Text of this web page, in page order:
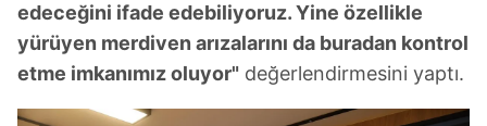
edeceğini ifade edebiliyoruz. Yine özellikle
yürüyen merdiven arızalarını da buradan kontrol
etme imkanımız oluyor" değerlendirmesini yaptı.